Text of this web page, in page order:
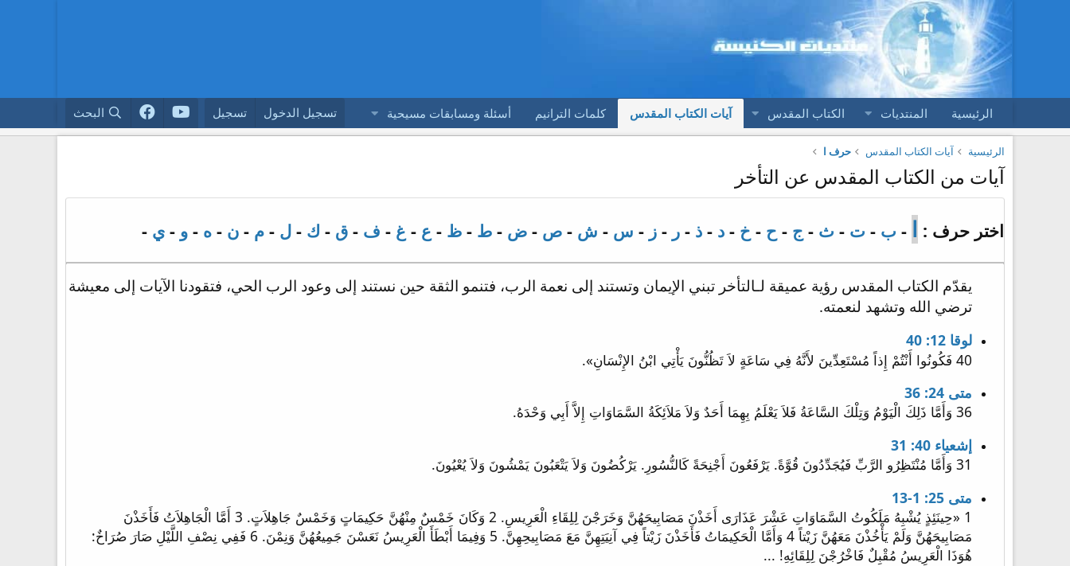
الرئيسية المنتديات الكتاب المقدس آيات الكتاب المقدس كلمات الترانيم أسئلة ومسابقات مسيحية تسجيل الدخول تسجيل البحث
الرئيسية آيات الكتاب المقدس حرف ا
آيات من الكتاب المقدس عن التأخر
اختر حرف : ا - ب - ت - ث - ج - ح - خ - د - ذ - ر - ز - س - ش - ص - ض - ط - ظ - ع - غ - ف - ق - ك - ل - م - ن - ه - و - ي -
يقدّم الكتاب المقدس رؤية عميقة لـالتأخر تبني الإيمان وتستند إلى نعمة الرب، فتنمو الثقة حين نستند إلى وعود الرب الحي، فتقودنا الآيات إلى معيشة
ترضي الله وتشهد لنعمته.
لوقا 12: 40
40 فَكُونُوا أَنْتُمْ إِذاً مُسْتَعِدِّينَ لأَنَّهُ فِي سَاعَةٍ لاَ تَظُنُّونَ يَأْتِي ابْنُ الإِنْسَانِ».
متى 24: 36
36 وَأَمَّا ذَلِكَ الْيَوْمُ وَتِلْكَ السَّاعَةُ فَلاَ يَعْلَمُ بِهِمَا أَحَدٌ وَلاَ مَلاَئِكَةُ السَّمَاوَاتِ إِلاَّ أَبِي وَحْدَهُ.
إشعياء 40: 31
31 وَأَمَّا مُنْتَظِرُو الرَّبِّ فَيُجَدِّدُونَ قُوَّةً. يَرْفَعُونَ أَجْنِحَةً كَالنُّسُورِ. يَرْكُضُونَ وَلاَ يَتْعَبُونَ يَمْشُونَ وَلاَ يُعْيُونَ.
متى 25: 1-13
1 «حِينَئِذٍ يُشْبِهُ مَلَكُوتُ السَّمَاوَاتِ عَشْرَ عَذَارَى أَخَذْنَ مَصَابِيحَهُنَّ وَخَرَجْنَ لِلِقَاءِ الْعَرِيسِ. 2 وَكَانَ خَمْسٌ مِنْهُنَّ حَكِيمَاتٍ وَخَمْسٌ جَاهِلاَتٍ. 3 أَمَّا الْجَاهِلاَتُ فَأَخَذْنَ
مَصَابِيحَهُنَّ وَلَمْ يَأْخُذْنَ مَعَهُنَّ زَيْتاً 4 وَأَمَّا الْحَكِيمَاتُ فَأَخَذْنَ زَيْتاً فِي آنِيَتِهِنَّ مَعَ مَصَابِيحِهِنَّ. 5 وَفِيمَا أَبْطَأَ الْعَرِيسُ نَعَسْنَ جَمِيعُهُنَّ وَنِمْنَ. 6 فَفِي نِصْفِ اللَّيْلِ صَارَ صُرَاخٌ:
هُوَذَا الْعَرِيسُ مُقْبِلٌ فَاخْرُجْنَ لِلِقَائِهِ! ...